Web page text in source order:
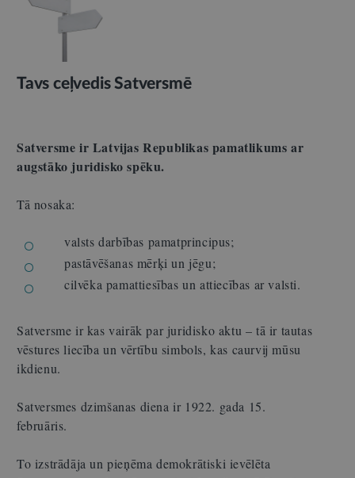
Tavs ceļvedis Satversmē
Satversme ir Latvijas Republikas pamatlikums ar
augstāko juridisko spēku.
Tā nosaka:
valsts darbības pamatprincipus;
pastāvēšanas mērķi un jēgu;
cilvēka pamattiesības un attiecības ar valsti.
Satversme ir kas vairāk par juridisko aktu – tā ir tautas
vēstures liecība un vērtību simbols, kas caurvij mūsu
ikdienu.
Satversmes dzimšanas diena ir 1922. gada 15.
februāris.
To izstrādāja un pieņēma demokrātiski ievēlēta